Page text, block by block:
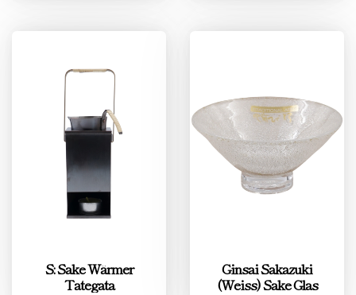
S: Sake Wärmer
Tategata
Ginsai Sakazuki
(Weiss) Sake Glas